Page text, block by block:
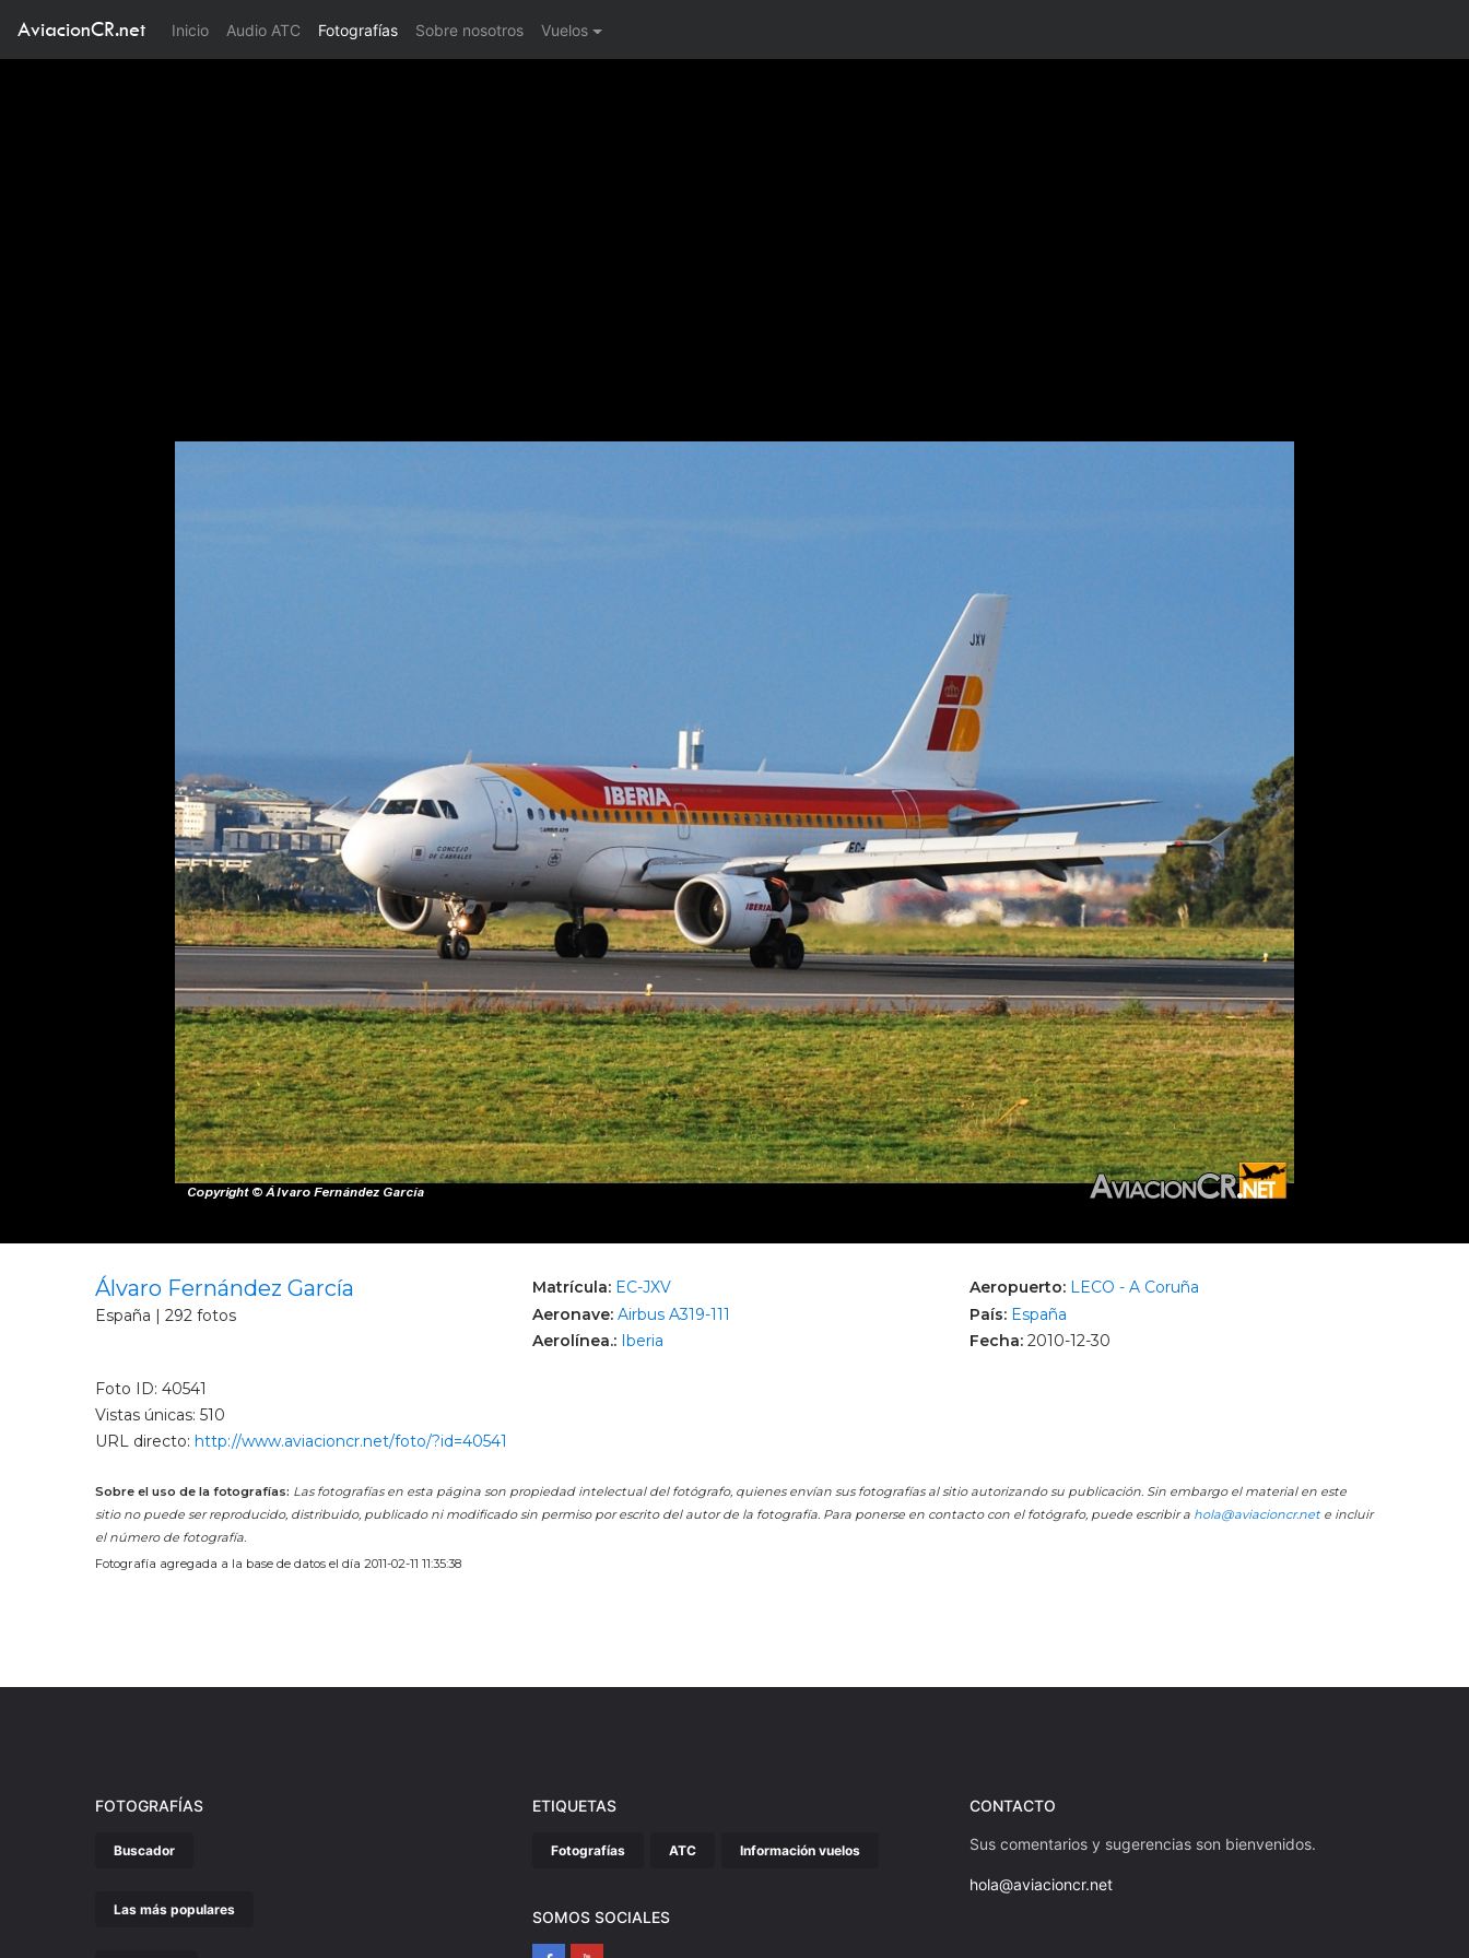
AviacionCR.net Inicio(current)
Audio ATC Fotografías Sobre nosotros Vuelos
Álvaro Fernández García
España | 292 fotos
Matrícula: EC-JXV
Aeronave: Airbus A319-111
Aerolínea.: Iberia
Aeropuerto: LECO - A Coruña
País: España
Fecha: 2010-12-30
Foto ID: 40541
Vistas únicas: 510
URL directo: http://www.aviacioncr.net/foto/?id=40541
Sobre el uso de la fotografías: Las fotografías en esta página son propiedad intelectual del fotógrafo, quienes envían sus fotografías al sitio autorizando su publicación. Sin embargo el material en este
sitio no puede ser reproducido, distribuido, publicado ni modificado sin permiso por escrito del autor de la fotografía. Para ponerse en contacto con el fotógrafo, puede escribir a hola@aviacioncr.nete incluir
el número de fotografía.
Fotografía agregada a la base de datos el día 2011-02-11 11:35:38
FOTOGRAFÍAS
Buscador
Las más populares
ETIQUETAS
Fotografías ATC Información vuelos
SOMOS SOCIALES
CONTACTO
Sus comentarios y sugerencias son bienvenidos.
hola@aviacioncr.net